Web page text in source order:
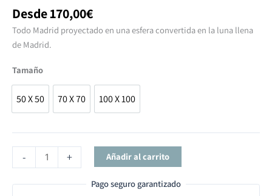
Desde170,00€
Todo Madrid proyectado en una esfera convertida en la luna llena
de Madrid.
Tamaño
50 X 50
50 X 50
70 X 70
70 X 70
100 X 100
100 X 100
- + Añadir al carrito
Pago seguro garantizado